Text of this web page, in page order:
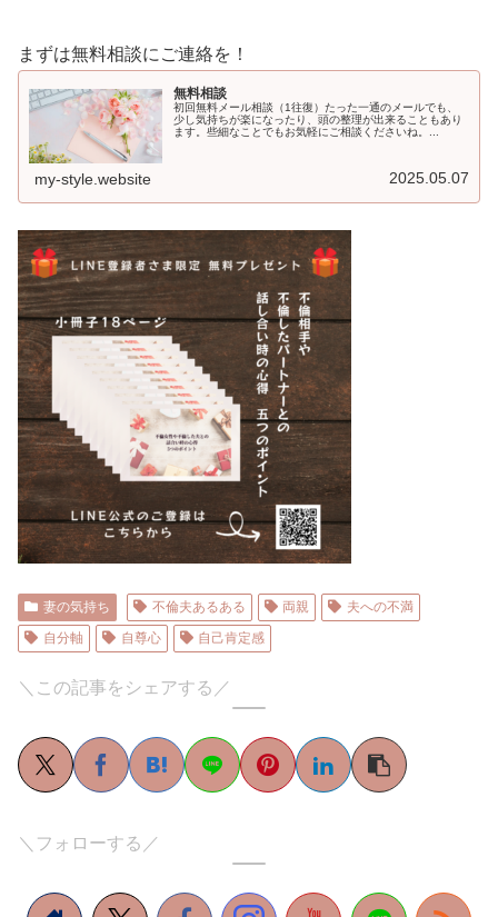
まずは無料相談にご連絡を！
無料相談
初回無料メール相談（1往復）たった一通のメールでも、
少し気持ちが楽になったり、頭の整理が出来ることもあり
ます。些細なことでもお気軽にご相談くださいね。...
my-style.website 2025.05.07
妻の気持ち 不倫夫あるある 両親
夫への不満
自分軸
自尊心 自己肯定感
＼この記事をシェアする／
＼フォローする／